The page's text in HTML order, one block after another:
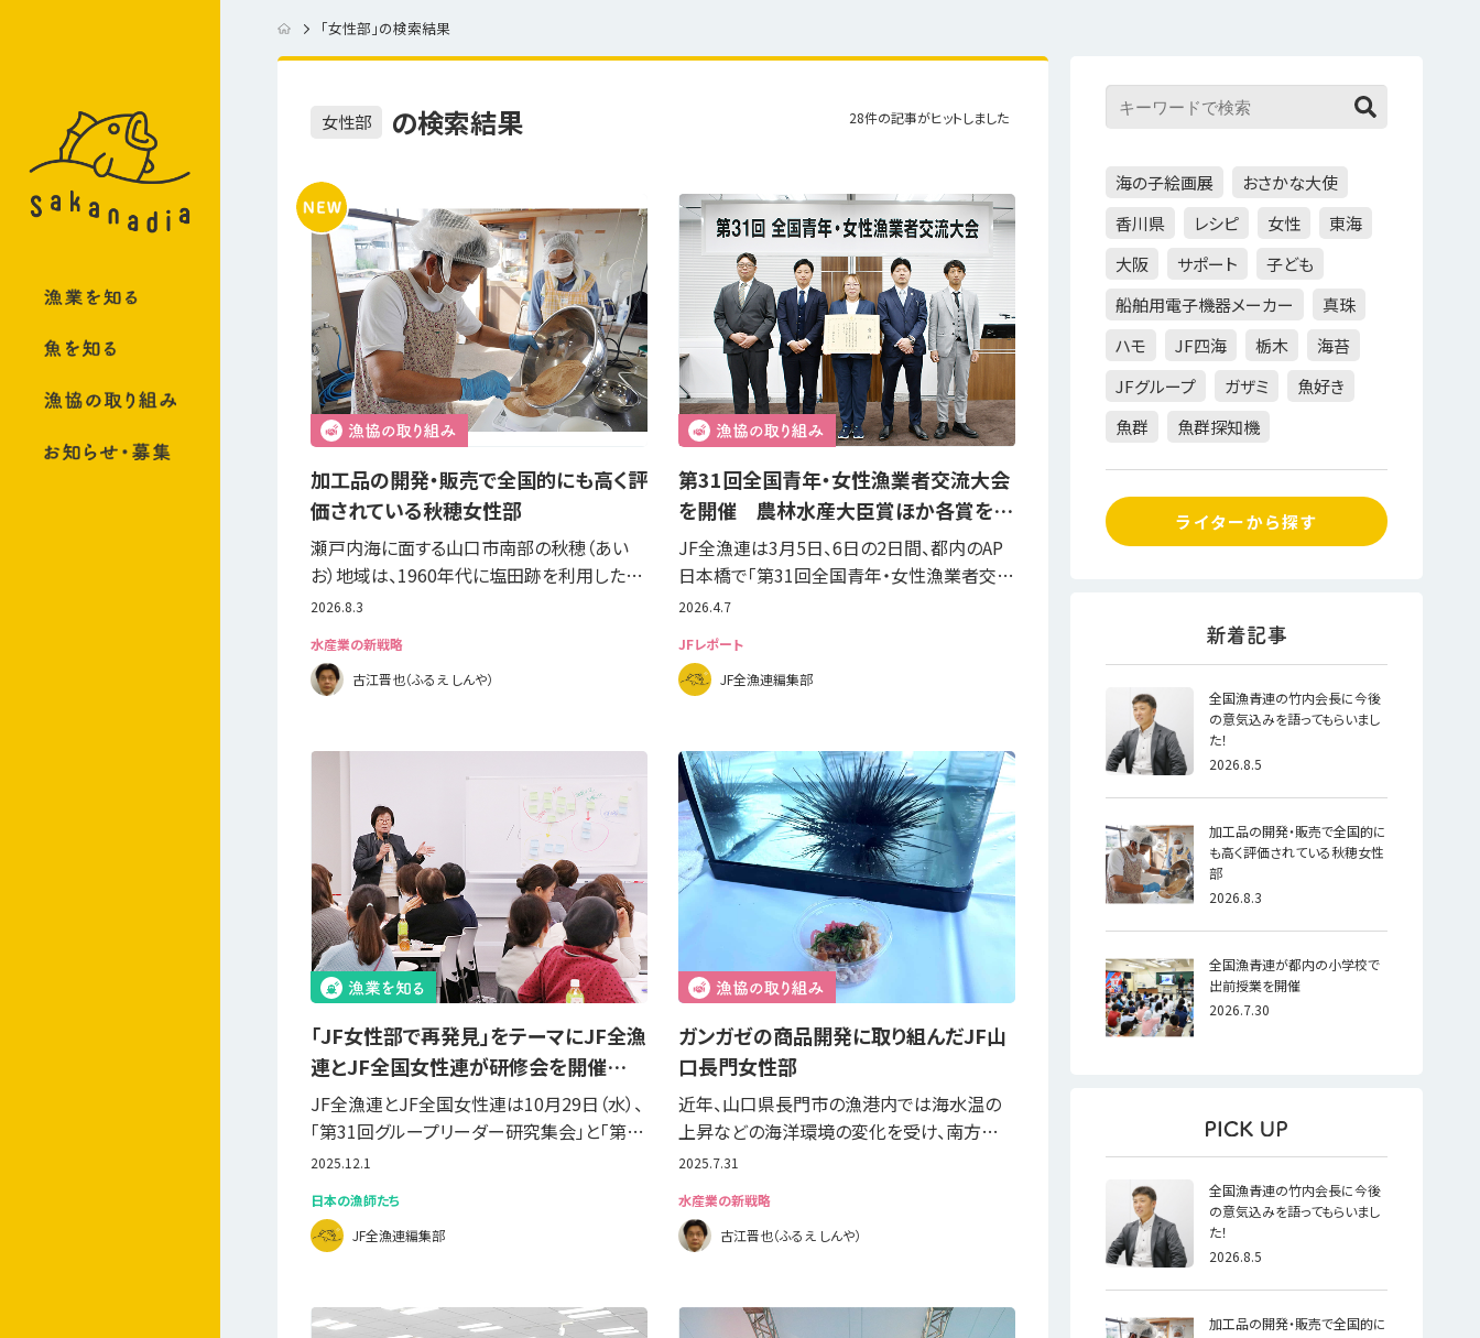
「女性部 」の検索結果
女性部 の検索結果 28件の記事がヒットしました
加工品の開発・販売で全国的にも高く評
価されている秋穂女性部
瀬戸内海に面する山口市南部の秋穂（あい
お）地域は、1960年代に塩田跡を利用した…
2026.8.3
水産業の新戦略
古江晋也（ふるえ しんや）
第31回全国青年・女性漁業者交流大会
を開催 農林水産大臣賞ほか各賞を…
JF全漁連は3月5日、6日の2日間、都内のAP
日本橋で「第31回全国青年・女性漁業者交…
2026.4.7
JFレポート
JF全漁連編集部
「JF女性部で再発見」をテーマにJF全漁
連とJF全国女性連が研修会を開催…
JF全漁連とJF全国女性連は10月29日（水）、
「第31回グループリーダー研究集会」と「第…
2025.12.1
日本の漁師たち
JF全漁連編集部
ガンガゼの商品開発に取り組んだJF山
口長門女性部
近年、山口県長門市の漁港内では海水温の
上昇などの海洋環境の変化を受け、南方…
2025.7.31
水産業の新戦略
古江晋也（ふるえ しんや）
海の子絵画展
おさかな大使
香川県
レシピ 女性
東海
大阪
サポート
子ども
船舶用電子機器メーカー
真珠
ハモ
JF四海 栃木
海苔
JFグループ
ガザミ
魚好き
魚群
魚群探知機
ライターから探す
全国漁青連の竹内会長に今後
の意気込みを語ってもらいまし
た！
2026.8.5
加工品の開発・販売で全国的に
も高く評価されている秋穂女性
部
2026.8.3
全国漁青連が都内の小学校で
出前授業を開催
2026.7.30
全国漁青連の竹内会長に今後
の意気込みを語ってもらいまし
た！
2026.8.5
加工品の開発・販売で全国的に